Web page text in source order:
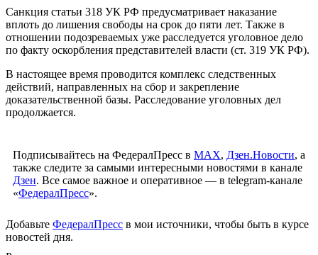
Санкция статьи 318 УК РФ предусматривает наказание
вплоть до лишения свободы на срок до пяти лет. Также в
отношении подозреваемых уже расследуется уголовное дело
по факту оскорбления представителей власти (ст. 319 УК РФ).
В настоящее время проводится комплекс следственных
действий, направленных на сбор и закрепление
доказательственной базы. Расследование уголовных дел
продолжается.
Подписывайтесь на ФедералПресс в МАХ, Дзен.Новости, а
также следите за самыми интересными новостями в канале
Дзен. Все самое важное и оперативное — в telegram-канале
«ФедералПресс».
Добавьте ФедералПресс в мои источники, чтобы быть в курсе
новостей дня.